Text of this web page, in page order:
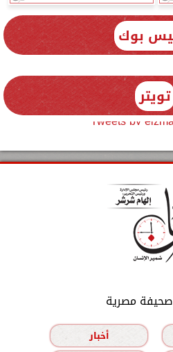
بوك
تويتر
Tweets by
صحيفة مصرية
أخبار